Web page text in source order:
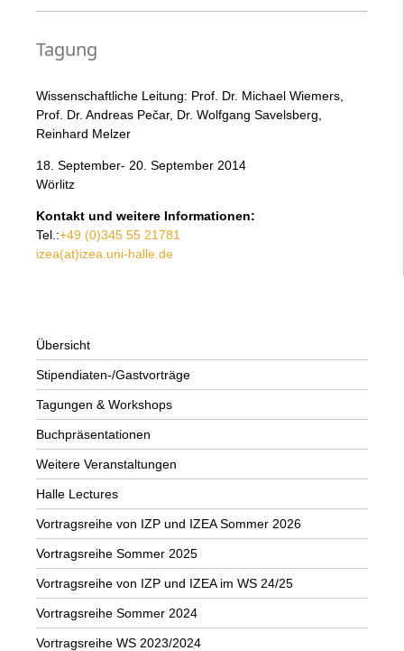
Tagung
Wissenschaftliche Leitung: Prof. Dr. Michael Wiemers,
Prof. Dr. Andreas Pečar, Dr. Wolfgang Savelsberg,
Reinhard Melzer
18. September- 20. September 2014
Wörlitz
Kontakt und weitere Informationen:
Tel.:+49 (0)345 55 21781
izea(at)izea.uni-halle.de
Übersicht
Stipendiaten-/Gastvorträge
Tagungen & Workshops
Buchpräsentationen
Weitere Veranstaltungen
Halle Lectures
Vortragsreihe von IZP und IZEA Sommer 2026
Vortragsreihe Sommer 2025
Vortragsreihe von IZP und IZEA im WS 24/25
Vortragsreihe Sommer 2024
Vortragsreihe WS 2023/2024